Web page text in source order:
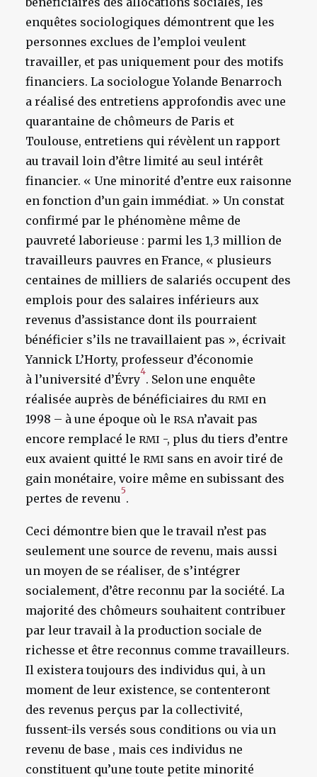
enquêtes sociologiques démontrent que les
personnes exclues de l’emploi veulent
travailler, et pas uniquement pour des motifs
financiers. La sociologue Yolande Benarroch
a réalisé des entretiens approfondis avec une
quarantaine de chômeurs de Paris et
Toulouse, entretiens qui révèlent un rapport
au travail loin d’être limité au seul intérêt
financier. « Une minorité d’entre eux raisonne
en fonction d’un gain immédiat. » Un constat
confirmé par le phénomène même de
pauvreté laborieuse : parmi les 1,3 million de
travailleurs pauvres en France, « plusieurs
centaines de milliers de salariés occupent des
emplois pour des salaires inférieurs aux
revenus d’assistance dont ils pourraient
bénéficier s’ils ne travaillaient pas », écrivait
Yannick L’Horty, professeur d’économie
à l’université d’Évry
4
. Selon une enquête
réalisée auprès de bénéficiaires du RMI en
1998 – à une époque où le RSAn’avait pas
encore remplacé le RMI -, plus du tiers d’entre
eux avaient quitté le RMI sans en avoir tiré de
gain monétaire, voire même en subissant des
pertes de revenu
5
.
Ceci démontre bien que le travail n’est pas
seulement une source de revenu, mais aussi
un moyen de se réaliser, de s’intégrer
socialement, d’être reconnu par la société. La
majorité des chômeurs souhaitent contribuer
par leur travail à la production sociale de
richesse et être reconnus comme travailleurs.
Il existera toujours des individus qui, à un
moment de leur existence, se contenteront
des revenus perçus par la collectivité,
fussent-ils versés sous conditions ou via un
revenu de base , mais ces individus ne
constituent qu’une toute petite minorité